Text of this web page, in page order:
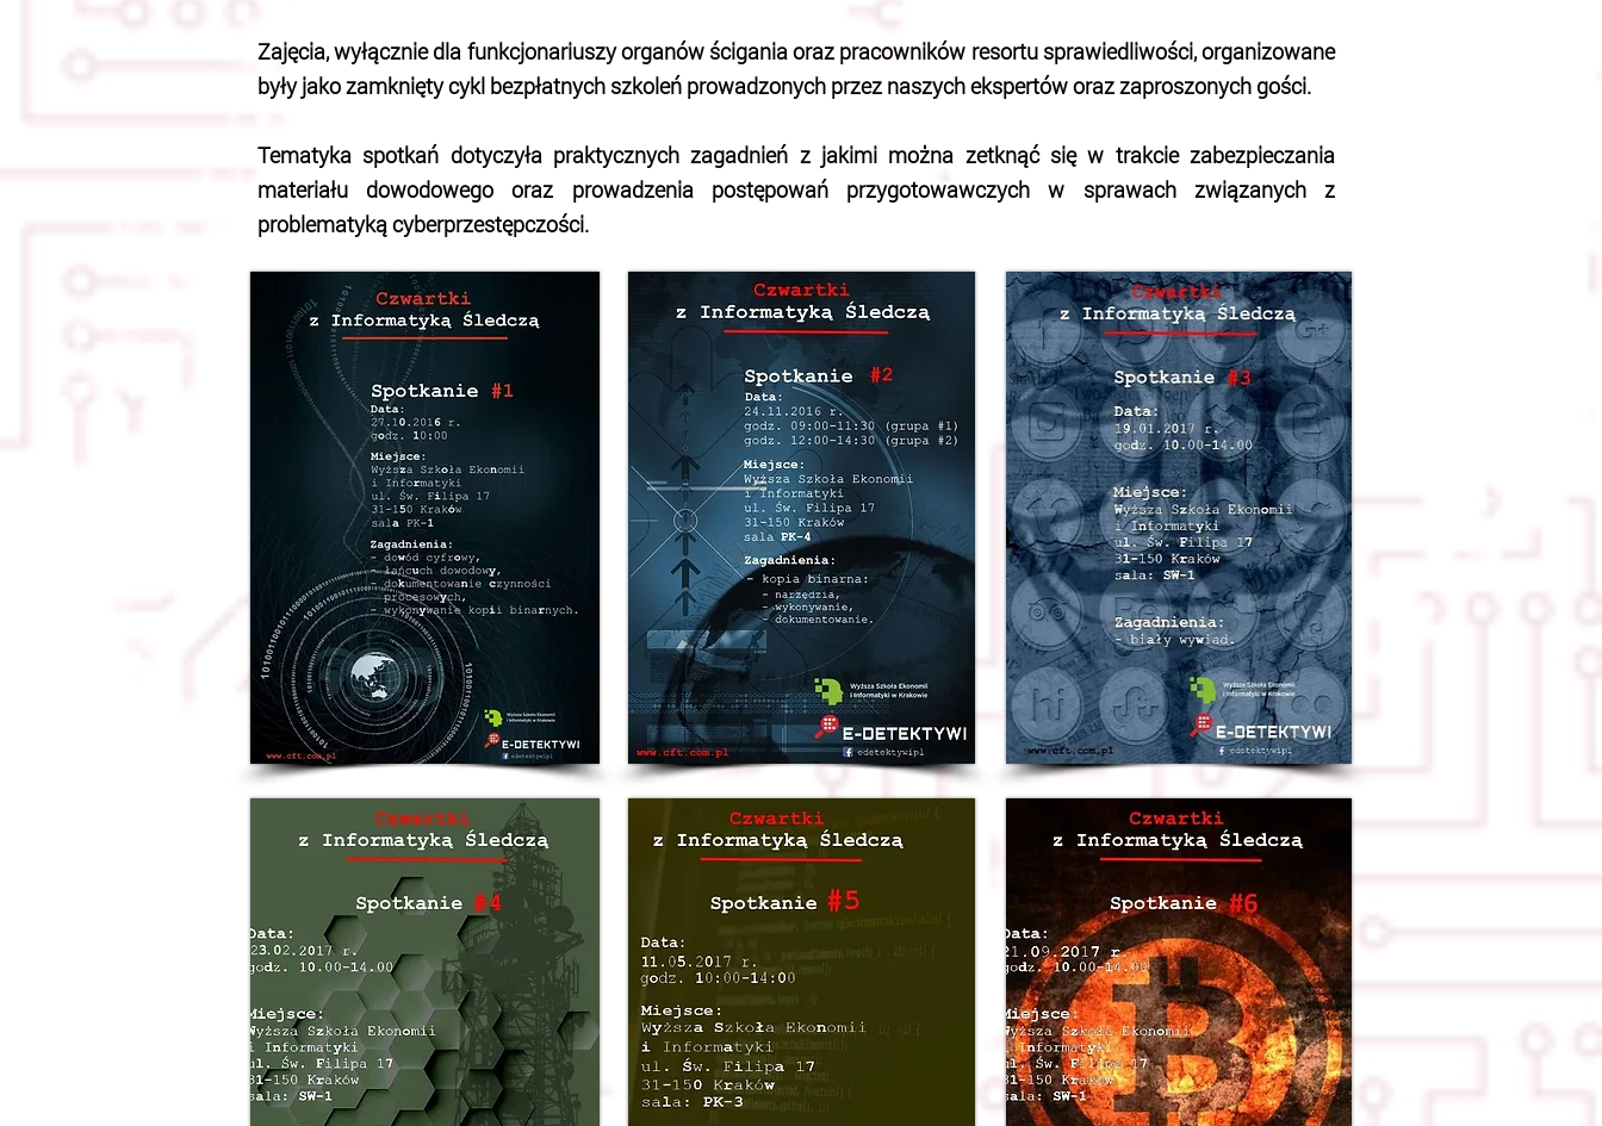
Zajęcia, wyłącznie dla funkcjonariuszy organów ścigania oraz pracowników resortu sprawiedliwości, organizowane
były jako zamknięty cykl bezpłatnych szkoleń prowadzonych przez naszych ekspertów oraz zaproszonych gości.
Tematyka spotkań dotyczyła praktycznych zagadnień z jakimi można zetknąć się w trakcie zabezpieczania
materiału dowodowego oraz prowadzenia postępowań przygotowawczych w sprawach związanych z
problematyką cyberprzestępczości.